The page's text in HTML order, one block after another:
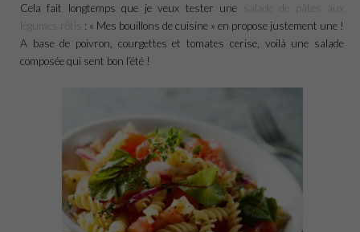
Cela fait longtemps que je veux tester une salade de pâtes aux
légumes rôtis : « Mes bouillons de cuisine » en propose justement une !
A base de poivron, courgettes et tomates cerise, voilà une salade
composée qui sent bon l’été !